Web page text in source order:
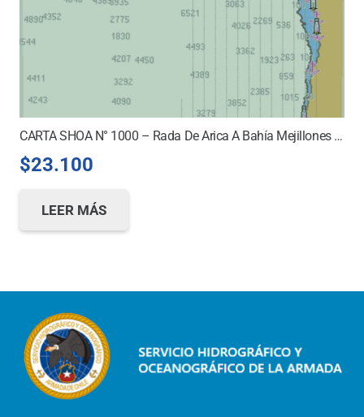
CARTA SHOA N° 1000 – Rada De Arica A Bahía Mejillones Del Sur *
$23.100
LEER MÁS